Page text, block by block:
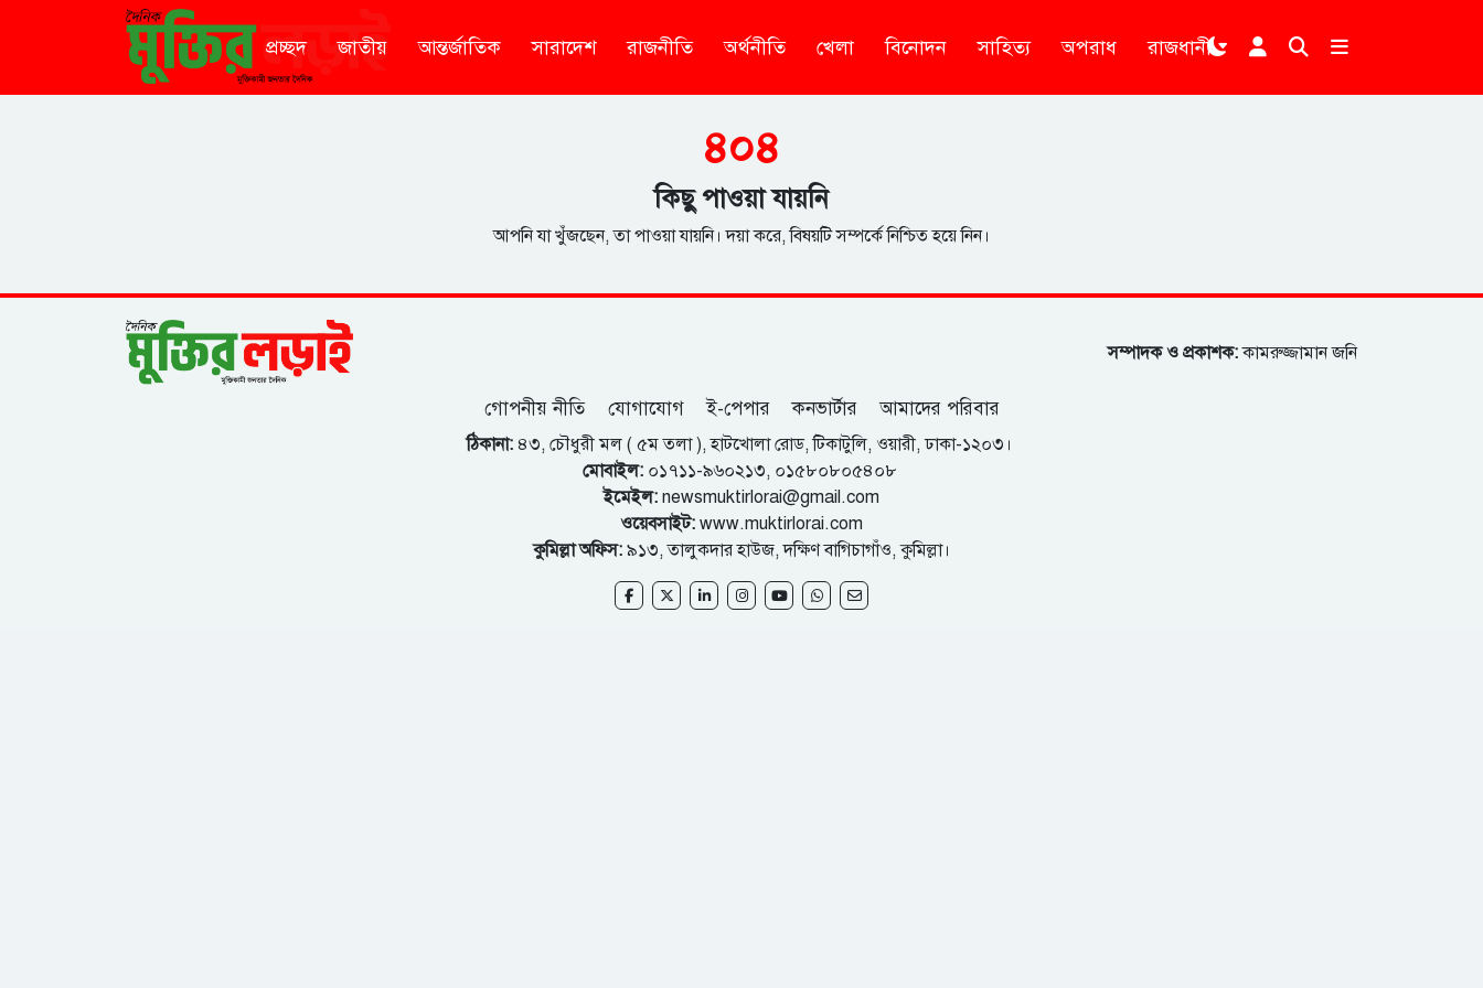
প্রচ্ছদ জাতীয় আন্তর্জাতিক সারাদেশ রাজনীতি অর্থনীতি খেলা বিনোদন সাহিত্য অপরাধ রাজধানী
৪০৪
কিছু পাওয়া যায়নি
আপনি যা খুঁজছেন, তা পাওয়া যায়নি। দয়া করে, বিষয়টি সম্পর্কে নিশ্চিত হয়ে নিন।
সম্পাদক ও প্রকাশক:কামরুজ্জামান জনি
গোপনীয় নীতি যোগাযোগ ই-পেপার কনভার্টার আমাদের পরিবার
ঠিকানা: ৪৩, চৌধুরী মল ( ৫ম তলা ), হাটখোলা রোড, টিকাটুলি, ওয়ারী, ঢাকা-১২০৩।
মোবাইল:০১৭১১-৯৬০২১৩, ০১৫৮০৮০৫৪০৮
ইমেইল: newsmuktirlorai@gmail.com
ওয়েবসাইট: www.muktirlorai.com
কুমিল্লা অফিস: ৯১৩, তালুকদার হাউজ, দক্ষিণ বাগিচাগাঁও, কুমিল্লা।